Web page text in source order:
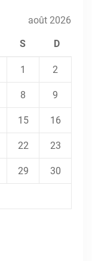
août 2026
S D
1 2
8 9
15 16
22 23
29 30